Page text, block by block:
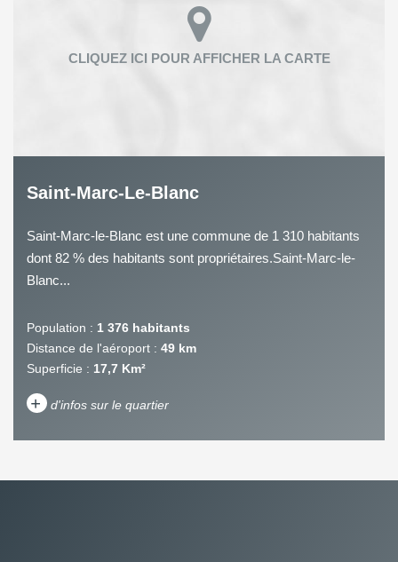
Saint-Marc-Le-Blanc
Saint-Marc-le-Blanc est une commune de 1 310 habitants
dont 82 % des habitants sont propriétaires.Saint-Marc-le-
Blanc...
Population : 1 376 habitants
Distance de l'aéroport : 49 km
Superficie : 17,7 Km²
+ d'infos sur le quartier